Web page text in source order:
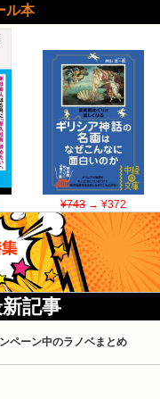
ル本
¥743→ ¥372
記事
ペーン中のラノベまとめ